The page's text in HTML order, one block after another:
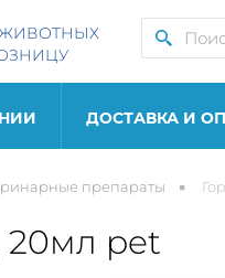
ДОСТАВКА И
препараты
pet